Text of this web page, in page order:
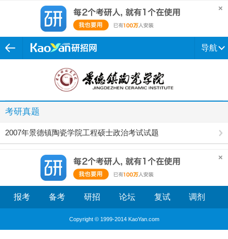
导航
考研真题
2007年景德镇陶瓷学院工程硕士政治考试试题
报考 备考 研招 论坛 复试 调剂
Copyright © 1999-2014 KaoYan.com